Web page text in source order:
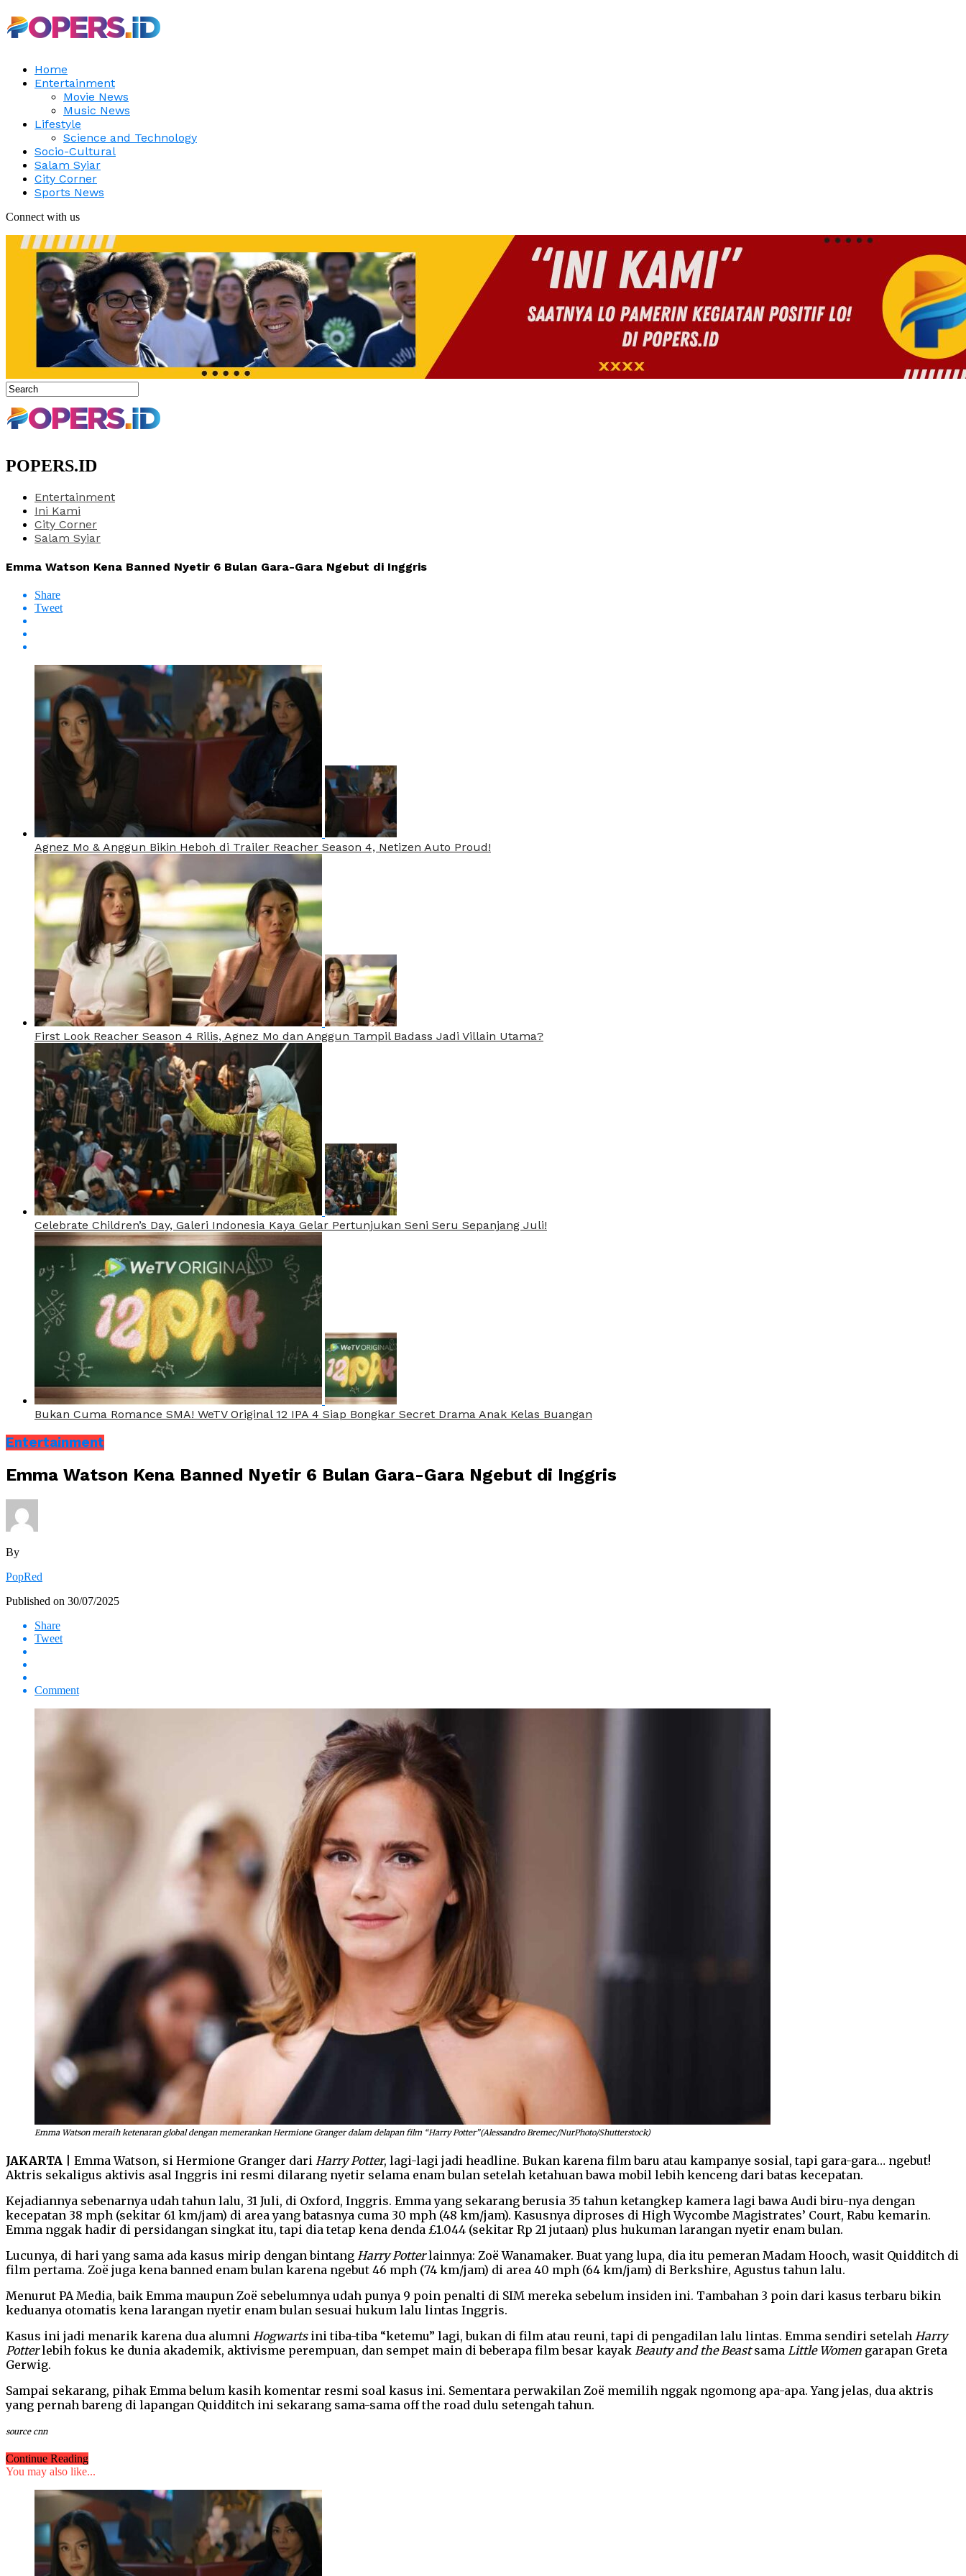
Home
Entertainment
Movie News
Music News
Lifestyle
Science and Technology
Socio-Cultural
Salam Syiar
City Corner
Sports News
Connect with us
POPERS.ID
Entertainment
Ini Kami
City Corner
Salam Syiar
Emma Watson Kena Banned Nyetir 6 Bulan Gara-Gara Ngebut di Inggris
Share
Tweet
Agnez Mo & Anggun Bikin Heboh di Trailer Reacher Season 4, Netizen Auto Proud!
First Look Reacher Season 4 Rilis, Agnez Mo dan Anggun Tampil Badass Jadi Villain Utama?
Celebrate Children’s Day, Galeri Indonesia Kaya Gelar Pertunjukan Seni Seru Sepanjang Juli!
Bukan Cuma Romance SMA! WeTV Original 12 IPA 4 Siap Bongkar Secret Drama Anak Kelas Buangan
Entertainment
Emma Watson Kena Banned Nyetir 6 Bulan Gara-Gara Ngebut di Inggris
By
PopRed
Published on 30/07/2025
Share
Tweet
Comment
Emma Watson meraih ketenaran global dengan memerankan Hermione Granger dalam delapan film “Harry Potter”(Alessandro Bremec/NurPhoto/Shutterstock)
JAKARTA | Emma Watson, si Hermione Granger dari Harry Potter, lagi-lagi jadi headline. Bukan karena film baru atau kampanye sosial, tapi gara-gara… ngebut!
Aktris sekaligus aktivis asal Inggris ini resmi dilarang nyetir selama enam bulan setelah ketahuan bawa mobil lebih kenceng dari batas kecepatan.
Kejadiannya sebenarnya udah tahun lalu, 31 Juli, di Oxford, Inggris. Emma yang sekarang berusia 35 tahun ketangkep kamera lagi bawa Audi biru-nya dengan
kecepatan 38 mph (sekitar 61 km/jam) di area yang batasnya cuma 30 mph (48 km/jam). Kasusnya diproses di High Wycombe Magistrates’ Court, Rabu kemarin.
Emma nggak hadir di persidangan singkat itu, tapi dia tetap kena denda £1.044 (sekitar Rp 21 jutaan) plus hukuman larangan nyetir enam bulan.
Lucunya, di hari yang sama ada kasus mirip dengan bintang Harry Potterlainnya: Zoë Wanamaker. Buat yang lupa, dia itu pemeran Madam Hooch, wasit Quidditch di
film pertama. Zoë juga kena banned enam bulan karena ngebut 46 mph (74 km/jam) di area 40 mph (64 km/jam) di Berkshire, Agustus tahun lalu.
Menurut PA Media, baik Emma maupun Zoë sebelumnya udah punya 9 poin penalti di SIM mereka sebelum insiden ini. Tambahan 3 poin dari kasus terbaru bikin
keduanya otomatis kena larangan nyetir enam bulan sesuai hukum lalu lintas Inggris.
Kasus ini jadi menarik karena dua alumni Hogwartsini tiba-tiba “ketemu” lagi, bukan di film atau reuni, tapi di pengadilan lalu lintas. Emma sendiri setelah Harry
Potterlebih fokus ke dunia akademik, aktivisme perempuan, dan sempet main di beberapa film besar kayak Beauty and the Beastsama Little Women garapan Greta
Gerwig.
Sampai sekarang, pihak Emma belum kasih komentar resmi soal kasus ini. Sementara perwakilan Zoë memilih nggak ngomong apa-apa. Yang jelas, dua aktris
yang pernah bareng di lapangan Quidditch ini sekarang sama-sama off the road dulu setengah tahun.
source cnn
Continue Reading
You may also like...